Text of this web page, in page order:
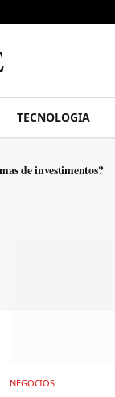
TECNOLOGIA
de investimentos?
NEGÓCIOS